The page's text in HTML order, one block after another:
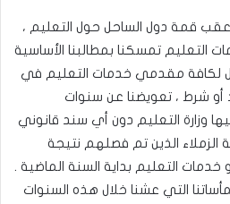
قمة دول الساحل حول التعليم ،
التعليم تمسكنا بمطالبنا الأساسية
لكافة مقدمي خدمات التعليم في
أو شرط ، تعويضنا عن سنوات
وزارة التعليم دون أي سند قانوني
الذين تم فصلهم نتيجة
التعليم بداية السنة الماضية .
التي عشنا خلال هذه السنوات